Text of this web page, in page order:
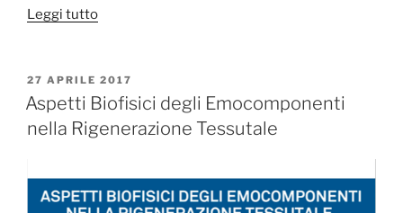
Leggi tutto“EMOCOMPONENTI
stimolanti
della
guarigione
PUBBLICATO
IL
27 APRILE 2017
Aspetti Biofisici degli Emocomponenti
nella Rigenerazione Tessutale